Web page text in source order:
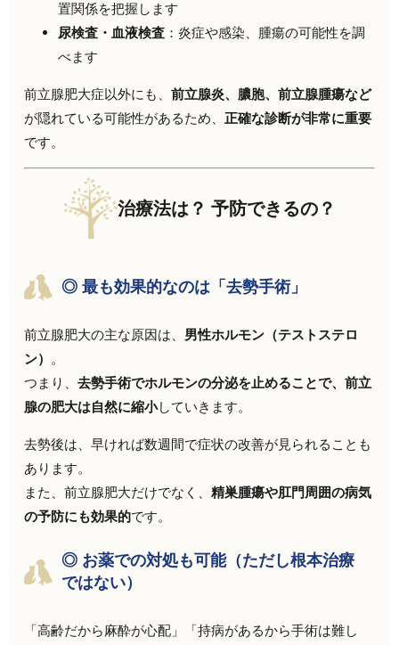
置関係を把握します
尿検査・血液検査：炎症や感染、腫瘍の可能性を調
べます
前立腺肥大症以外にも、前立腺炎、膿胞、前立腺腫瘍など
が隠れている可能性があるため、正確な診断が非常に重要
です。
治療法は？ 予防できるの？
◎ 最も効果的なのは「去勢手術」
前立腺肥大の主な原因は、 男性ホルモン（テストステロ
ン） 。
つまり、去勢手術でホルモンの分泌を止めることで、前立
腺の肥大は自然に縮小していきます。
去勢後は、早ければ数週間で症状の改善が見られることも
あります。
また、前立腺肥大だけでなく、精巣腫瘍や肛門周囲の病気
の予防にも効果的です。
◎ お薬での対処も可能（ただし根本治療
ではない）
「高齢だから麻酔が心配」「持病があるから手術は難し